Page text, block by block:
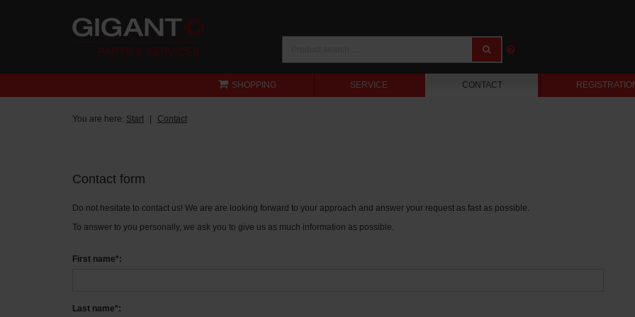
SHOPPING SERVICE CONTACT
You are here: Start Contact
Contact form
Do not hesitate to contact us! We are are looking forward to your approach and answer your request as fast as possible.
To answer to you personally, we ask you to give us as much information as possible.
First name*:
Last name*: